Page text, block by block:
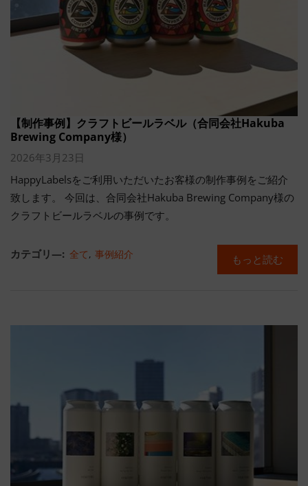
【制作事例】クラフトビールラベル（合同会社Hakuba
Brewing Company様）
2026年3月23日
HappyLabelsをご利用いただいたお客様の制作事例をご紹介
致します。 今回は、合同会社Hakuba Brewing Company様の
クラフトビールラベルの事例です。
カテゴリ―: 全て, 事例紹介 もっと読む